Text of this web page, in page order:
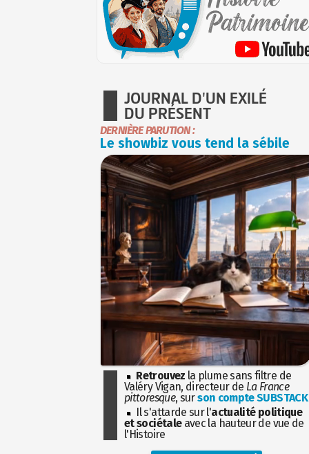
JOURNAL D'UN EXILÉ
DU PRÉSENT
DERNIÈRE PARUTION :
Le showbiz vous tend la sébile
Retrouvez la plume sans filtre de
Valéry Vigan, directeur de La France
pittoresque, surson compte SUBSTACK
Il s'attarde sur l'actualité politique
et sociétaleavec la hauteur de vue de
l'Histoire